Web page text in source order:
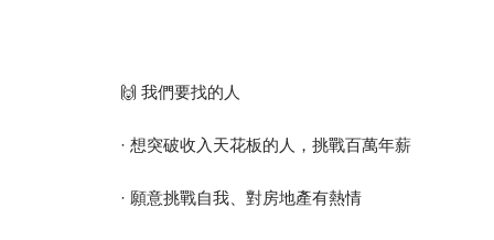
🙌 我們要找的人
· 想突破收入天花板的人，挑戰百萬年薪
· 願意挑戰自我、對房地產有熱情